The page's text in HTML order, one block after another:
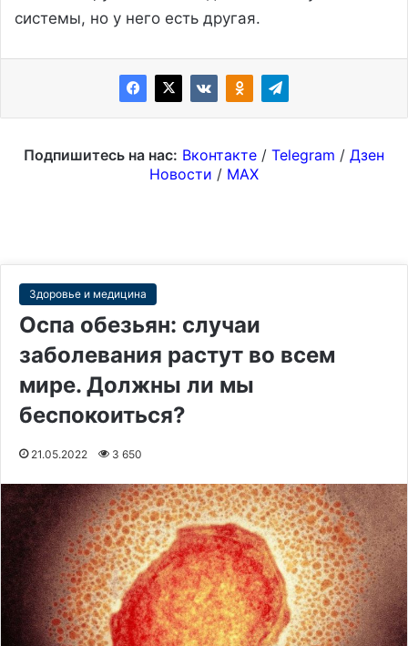
системы, но у него есть другая.
Подпишитесь на нас: Вконтакте / Telegram / Дзен
Новости / MAX